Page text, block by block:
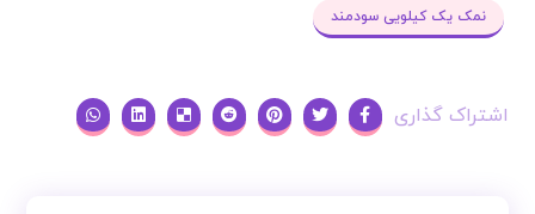
نمک یک کیلویی سودمند